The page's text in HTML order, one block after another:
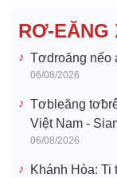
RƠ-EĂNG
Tơdroăng nếo
06/08/2026
Tơbleăng
Việt Nam -
06/08/2026
Khánh Hòa: Ti